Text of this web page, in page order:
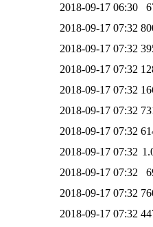
2018-09-17 06:30
2018-09-17 07:32
2018-09-17 07:32
2018-09-17 07:32
2018-09-17 07:32
2018-09-17 07:32
2018-09-17 07:32
2018-09-17 07:32
2018-09-17 07:32
2018-09-17 07:32
2018-09-17 07:32